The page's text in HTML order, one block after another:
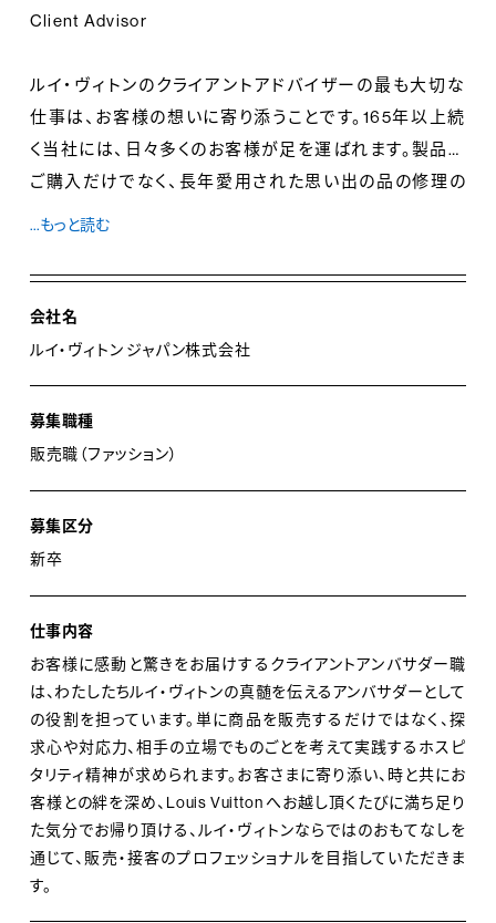
Client Advisor
ルイ・ヴィトンのクライアントアドバイザーの最も大切な
仕事は、お客様の想いに寄り添うことです。165年以上続
く当社には、日々多くのお客様が足を運ばれます。製品の
ご購入だけでなく、長年愛用された思い出の品の修理の
ご相談、オーダーメイドのご依頼など、その内容は多岐に
すれば良いか、Client Firstを第一に接客に当たっていま
す。
ービスを追求していくだけでなく、エキスパートとして接
客・販売の卓越したプロフェッショナルを目指すことや店
舗の運営や人材の育成に携わる店長などのマネジメン
ト、また、接客や製品に関わるトレーニングを担当するト
レーナー、顧客作りを担当するマネジメントなどを目指す
こともできます。ご自身で、ルイ・ヴィトンでの未来を創造
してください。
...もっと読む
会社名
ルイ・ヴィトン ジャパン株式会社
募集職種
販売職（ファッション）
募集区分
新卒
仕事内容
お客様に感動と驚きをお届けするクライアントアンバサダー職
は、わたしたちルイ・ヴィトンの真髄を伝えるアンバサダーとして
の役割を担っています。単に商品を販売するだけではなく、探
求心や対応力、相手の立場でものごとを考えて実践するホスピ
タリティ精神が求められます。お客さまに寄り添い、時と共にお
客様との絆を深め、Louis Vuitton へお越し頂くたびに満ち足り
た気分でお帰り頂ける、ルイ・ヴィトンならではのおもてなしを
通じて、販売・接客のプロフェッショナルを目指していただきま
す。